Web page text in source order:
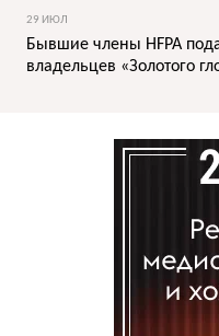
29 ИЮЛ
Бывшие члены HFPA
владельцев «Золотого